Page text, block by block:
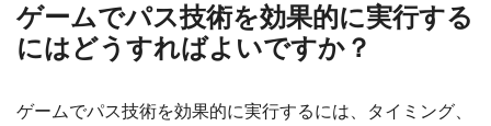
ゲームでパス技術を効果的に実行する
にはどうすればよいですか？
ゲームでパス技術を効果的に実行するには、タイミング、